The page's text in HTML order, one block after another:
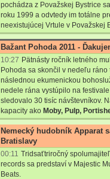
pochádza z Považskej Bystrice
roku 1999 a odvtedy im totálne
neexistujúcej Vrtule v Považskej
Bažant Pohoda 2011 -
10:27 Pätnásty ročník letného
Pohoda sa skončil v nedeľu
následnou ekumenickou
nedele rána vystúpilo na
sledovalo 30 tisíc návštevníkov.
kapacity ako Moby, Pulp,
Nemecký hudobník Apparat
Bratislavy
00:11 Tridsaťtriročný
records sa predstaví v Majestic
Beats.